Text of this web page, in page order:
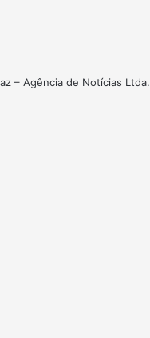
– Agência de Notícias Ltda.